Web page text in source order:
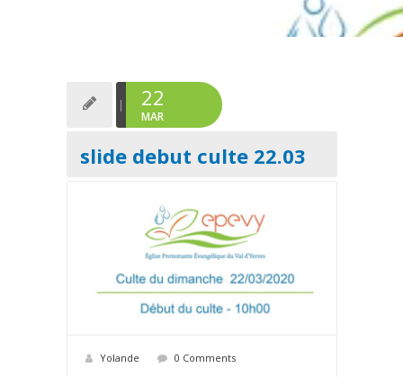
22
MAR
slide debut culte 22.03
Yolande 0 Comments